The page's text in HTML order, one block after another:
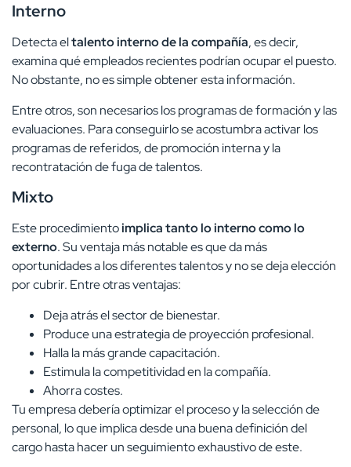
Interno
Detecta eltalento interno de la compañía, es decir,
examina qué empleados recientes podrían ocupar el puesto.
No obstante, no es simple obtener esta información.
Entre otros, son necesarios los programas de formación y las
evaluaciones. Para conseguirlo se acostumbra activar los
programas de referidos, de promoción interna y la
recontratación de fuga de talentos.
Mixto
Este procedimientoimplica tanto lo interno como lo
externo. Su ventaja más notable es que da más
oportunidades a los diferentes talentos y no se deja elección
por cubrir. Entre otras ventajas:
Deja atrás el sector de bienestar.
Produce una estrategia de proyección profesional.
Halla la más grande capacitación.
Estimula la competitividad en la compañía.
Ahorra costes.
Tu empresa debería optimizar el proceso y la selección de
personal, lo que implica desde una buena definición del
cargo hasta hacer un seguimiento exhaustivo de este.